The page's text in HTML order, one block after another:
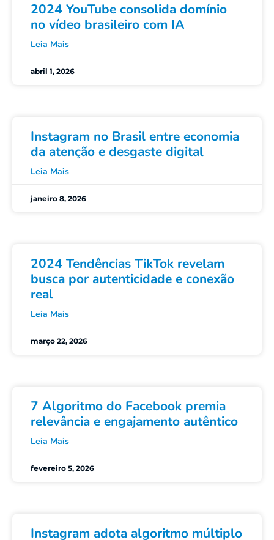
2024 YouTube consolida domínio
no vídeo brasileiro com IA
Leia Mais
abril 1, 2026
Instagram no Brasil entre economia
da atenção e desgaste digital
Leia Mais
janeiro 8, 2026
2024 Tendências TikTok revelam
busca por autenticidade e conexão
real
Leia Mais
março 22, 2026
7 Algoritmo do Facebook premia
relevância e engajamento autêntico
Leia Mais
fevereiro 5, 2026
Instagram adota algoritmo múltiplo